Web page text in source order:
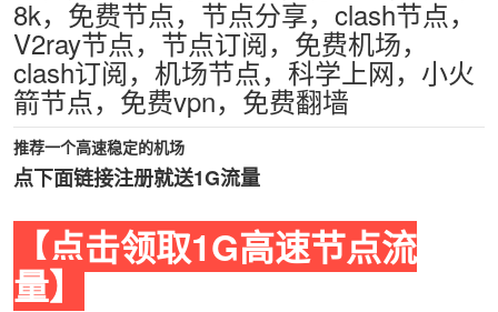
8k，免费节点，节点分享，clash节点，
V2ray节点，节点订阅，免费机场，
clash订阅，机场节点，科学上网，小火
箭节点，免费vpn，免费翻墙
推荐一个高速稳定的机场
点下面链接注册就送1G流量
【点击领取1G高速节点流
量】